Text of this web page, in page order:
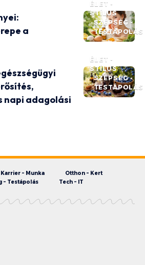
ÉLET -
STÍLUS
SZÉPSÉG -
TESTÁPOLÁS
a
ÉLET -
STÍLUS
SZÉPSÉG -
TESTÁPOLÁS
napi adagolási
Karrier – Munka
Otthon – Kert
– Testápolás
Tech – IT